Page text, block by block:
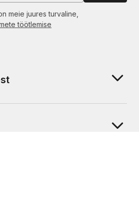
meie juures turvaline,
töötlemise